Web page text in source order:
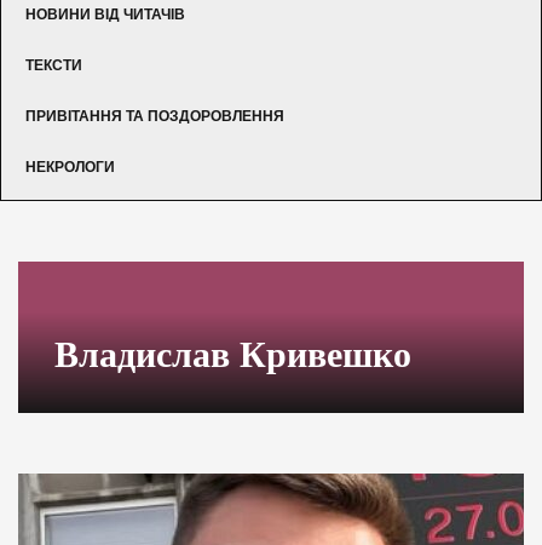
НОВИНИ ВІД ЧИТАЧІВ
ТЕКСТИ
ПРИВІТАННЯ ТА ПОЗДОРОВЛЕННЯ
НЕКРОЛОГИ
Владислав Кривешко